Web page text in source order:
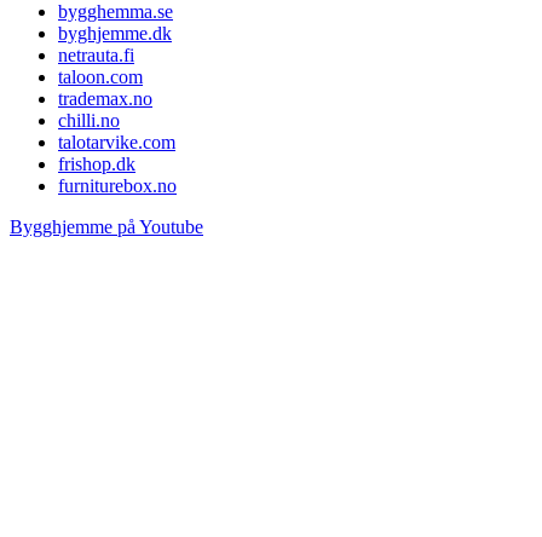
bygghemma.se
byghjemme.dk
netrauta.fi
taloon.com
trademax.no
chilli.no
talotarvike.com
frishop.dk
furniturebox.no
Bygghjemme på Youtube